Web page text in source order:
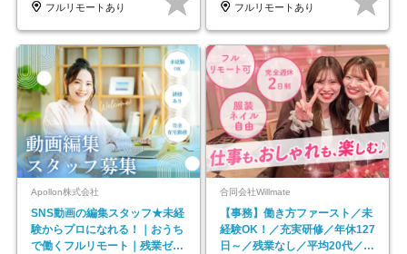
フルリモートあり
フルリモートあり
Apollon株式会社
SNS動画の編集スタッフ★未経
験からプロになれる！｜おうち
で働くフルリモート｜残業ゼロ
合同会社Willmate
【事務】働き方ファースト／未
経験OK！／充実研修／年休127
日～／残業なし／平均20代／リ